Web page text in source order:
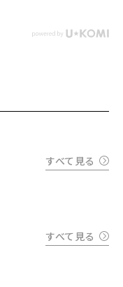
すべて見る
すべて見る